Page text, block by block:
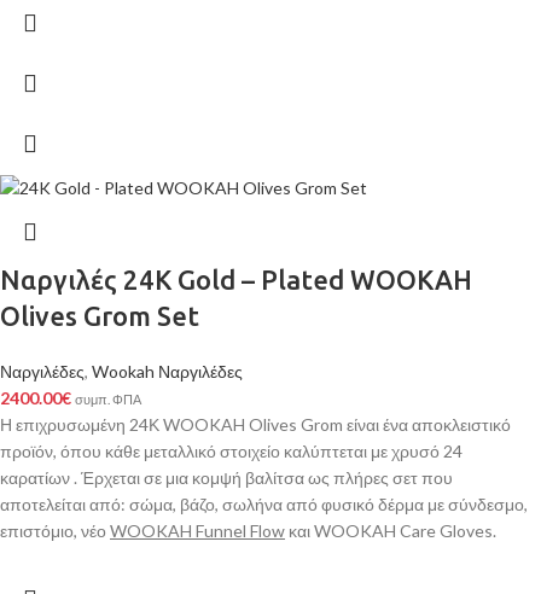
Ναργιλές 24K Gold – Plated WOOKAH
Olives Grom Set
Ναργιλέδες, Wookah Ναργιλέδες
2400.00€ συμπ. ΦΠΑ
Η επιχρυσωμένη 24Κ WOOKAH Olives Grom είναι ένα αποκλειστικό
προϊόν, όπου κάθε μεταλλικό στοιχείο καλύπτεται με χρυσό 24
καρατίων . Έρχεται σε μια κομψή βαλίτσα ως πλήρες σετ που
αποτελείται από: σώμα, βάζο, σωλήνα από φυσικό δέρμα με σύνδεσμο,
επιστόμιο, νέο WOOKAH Funnel Flow και WOOKAH Care Gloves.